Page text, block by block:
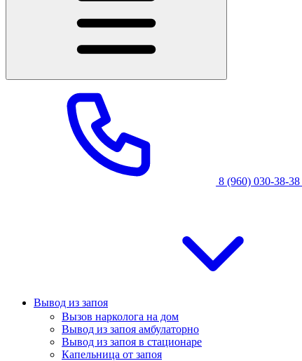
8 (960) 030-38-38
Вывод из запоя
Вызов нарколога на дом
Вывод из запоя амбулаторно
Вывод из запоя в стационаре
Капельница от запоя